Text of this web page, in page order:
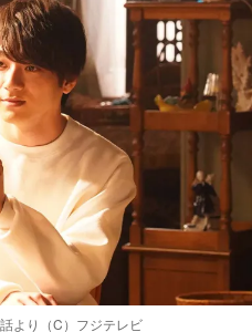
より（C）フジテレビ